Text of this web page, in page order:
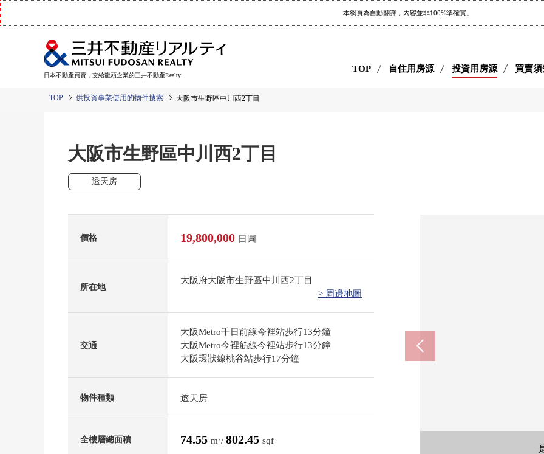
本網頁為自動翻譯，內容並非100%準確實。
日本不動產買賣，交給龍頭企業的三井不動產Realty
TOP 自住用房源 投資用房源 買賣須
TOP 供投資事業使用的物件搜索 大阪市生野區中川西2丁目
大阪市生野區中川西2丁目
透天房
今裡站
今裡站
桃
價格 19,800,000 日圓
所在地
大阪府大阪市生野區中川西2丁目
> 周邊地圖
交通
大阪Metro千日前線今裡站步行13分鐘
大阪Metro今裡筋線今裡站步行13分鐘
大阪環狀線桃谷站步行17分鐘
物件種類 透天房
全樓層總面積 74.55 m²/ 802.45 sqf